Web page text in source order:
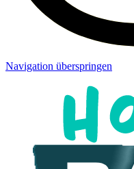
Navigation überspringen